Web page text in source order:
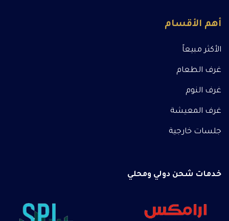
أهم الأقسام
الأكثر مبيعاً
غرف الطعام
غرف النوم
غرف المعيشة
جلسات خارجية
خدمات شحن دولي ومحلي